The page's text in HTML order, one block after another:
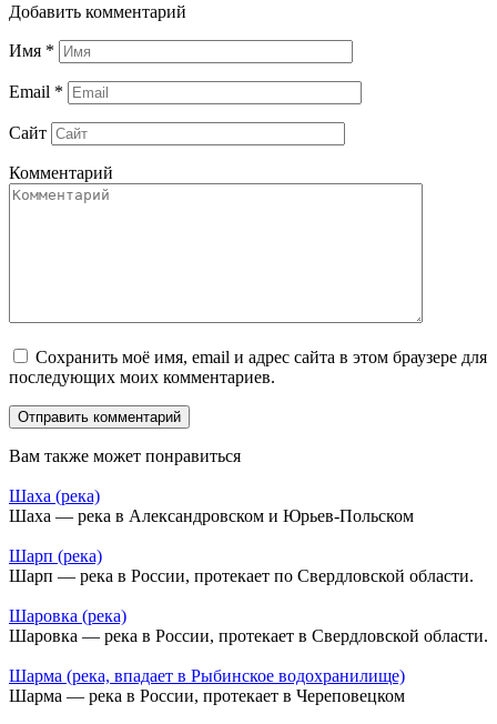
Добавить комментарий
Имя *
Email *
Сайт
Комментарий
Сохранить моё имя, email и адрес сайта в этом браузере для
последующих моих комментариев.
Вам также может понравиться
Шаха (река)
Шаха — река в Александровском и Юрьев-Польском
Шарп (река)
Шарп — река в России, протекает по Свердловской области.
Шаровка (река)
Шаровка — река в России, протекает в Свердловской области.
Шарма (река, впадает в Рыбинское водохранилище)
Шарма — река в России, протекает в Череповецком